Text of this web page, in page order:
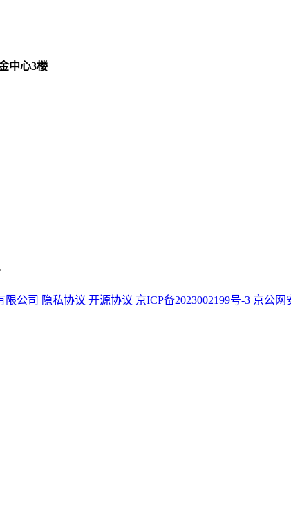
中心3楼
限公司
隐私协议 开源协议 京ICP备2023002199号-3 京公网